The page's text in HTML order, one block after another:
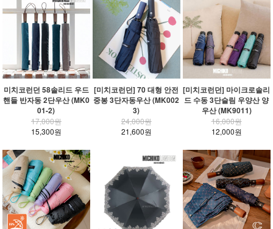
미치코런던 58솔리드 우드
핸들 반자동 2단우산 (MK0
01-2)
17,000원
15,300원
[미치코런던] 70 대형 안전
중봉 3단자동우산 (MK002
3)
24,000원
21,600원
[미치코런던] 마이크로솔리
드 수동 3단슬림 우양산 양
우산 (MK9011)
16,000원
12,000원